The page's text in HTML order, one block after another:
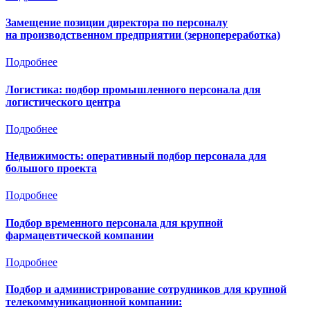
Замещение позиции директора по персоналу
на производственном предприятии (зернопереработка)
Подробнее
Логистика: подбор промышленного персонала для
логистического центра
Подробнее
Недвижимость: оперативный подбор персонала для
большого проекта
Подробнее
Подбор временного персонала для крупной
фармацевтической компании
Подробнее
Подбор и администрирование сотрудников для крупной
телекоммуникационной компании: